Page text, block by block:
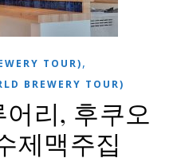
TOUR),
BREWERY TOUR)
리, 후쿠오
제맥주집